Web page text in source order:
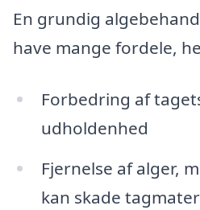
En grundig
have mange fordele,
Forbedring af
udholdenhed
Fjernelse af alger,
kan skade